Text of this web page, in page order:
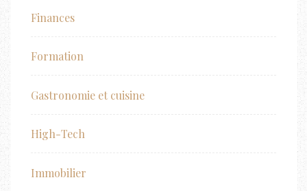
Finances
Formation
Gastronomie et cuisine
High-Tech
Immobilier